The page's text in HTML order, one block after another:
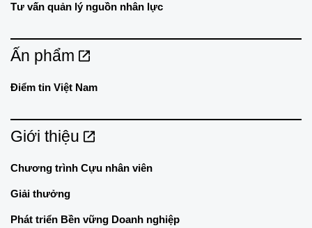
Tư vấn quản lý nguồn nhân lực
Ấn phẩm
Điểm tin Việt Nam
Giới thiệu
Chương trình Cựu nhân viên
Giải thưởng
Phát triển Bền vững Doanh nghiệp